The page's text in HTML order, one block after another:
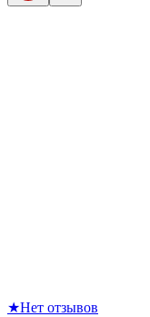
★Нет отзывов